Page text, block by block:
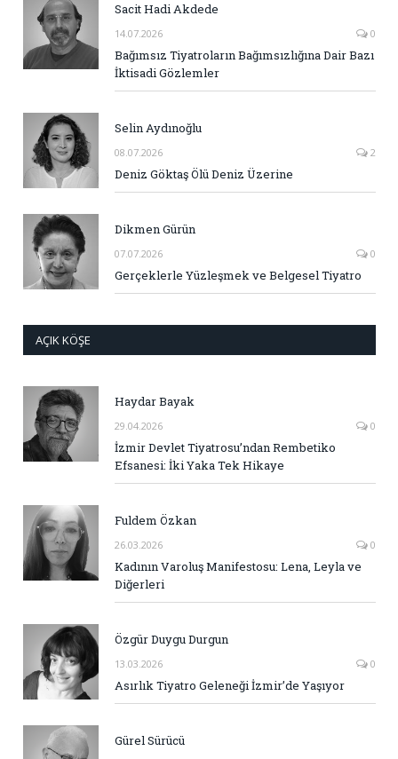
Sacit Hadi Akdede
14.07.2026 0
Bağımsız Tiyatroların Bağımsızlığına Dair Bazı
İktisadi Gözlemler
Selin Aydınoğlu
08.07.2026 2
Deniz Göktaş Ölü Deniz Üzerine
Dikmen Gürün
07.07.2026 0
Gerçeklerle Yüzleşmek ve Belgesel Tiyatro
AÇIK KÖŞE
Haydar Bayak
29.04.2026 0
İzmir Devlet Tiyatrosu’ndan Rembetiko
Efsanesi: İki Yaka Tek Hikaye
Fuldem Özkan
26.03.2026 0
Kadının Varoluş Manifestosu: Lena, Leyla ve
Diğerleri
Özgür Duygu Durgun
13.03.2026 0
Asırlık Tiyatro Geleneği İzmir’de Yaşıyor
Gürel Sürücü